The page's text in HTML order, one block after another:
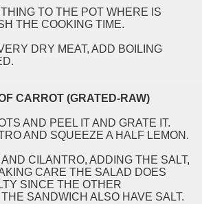
TO THE POT WHERE IS
THE COOKING TIME.
DRY MEAT, ADD BOILING
CARROT (GRATED-RAW)
AND PEEL IT AND GRATE IT.
AND SQUEEZE A HALF LEMON.
CILANTRO, ADDING THE SALT,
CARE THE SALAD DOES
SINCE THE OTHER
SANDWICH ALSO HAVE SALT.